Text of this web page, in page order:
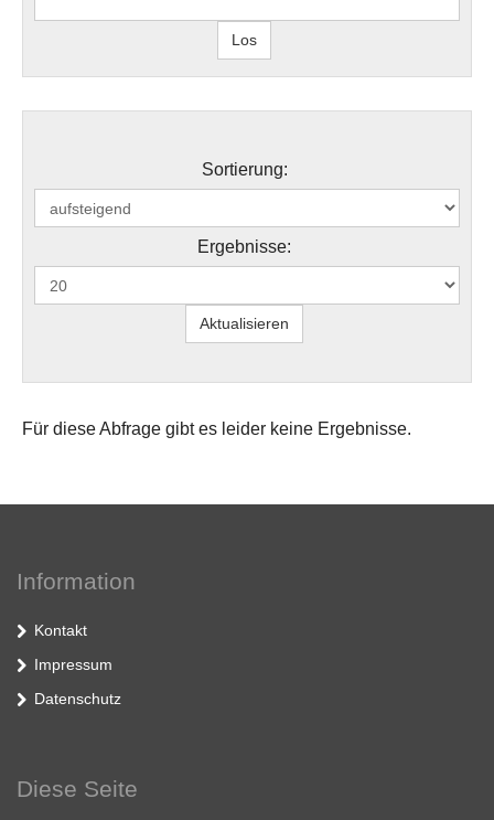
Sortierung:
Ergebnisse:
Für diese Abfrage gibt es leider keine Ergebnisse.
Information
Kontakt
Impressum
Datenschutz
Diese Seite